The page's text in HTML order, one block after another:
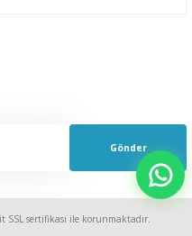
Gönder
sertifikası ile korunmaktadır.